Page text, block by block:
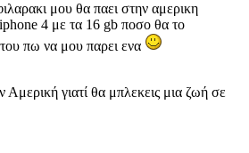
μου θα παει στην αμερικη
4 με τα 16 gb ποσο θα το
πω να μου παρει ενα
γιατί θα μπλεκεις μια ζωή σε